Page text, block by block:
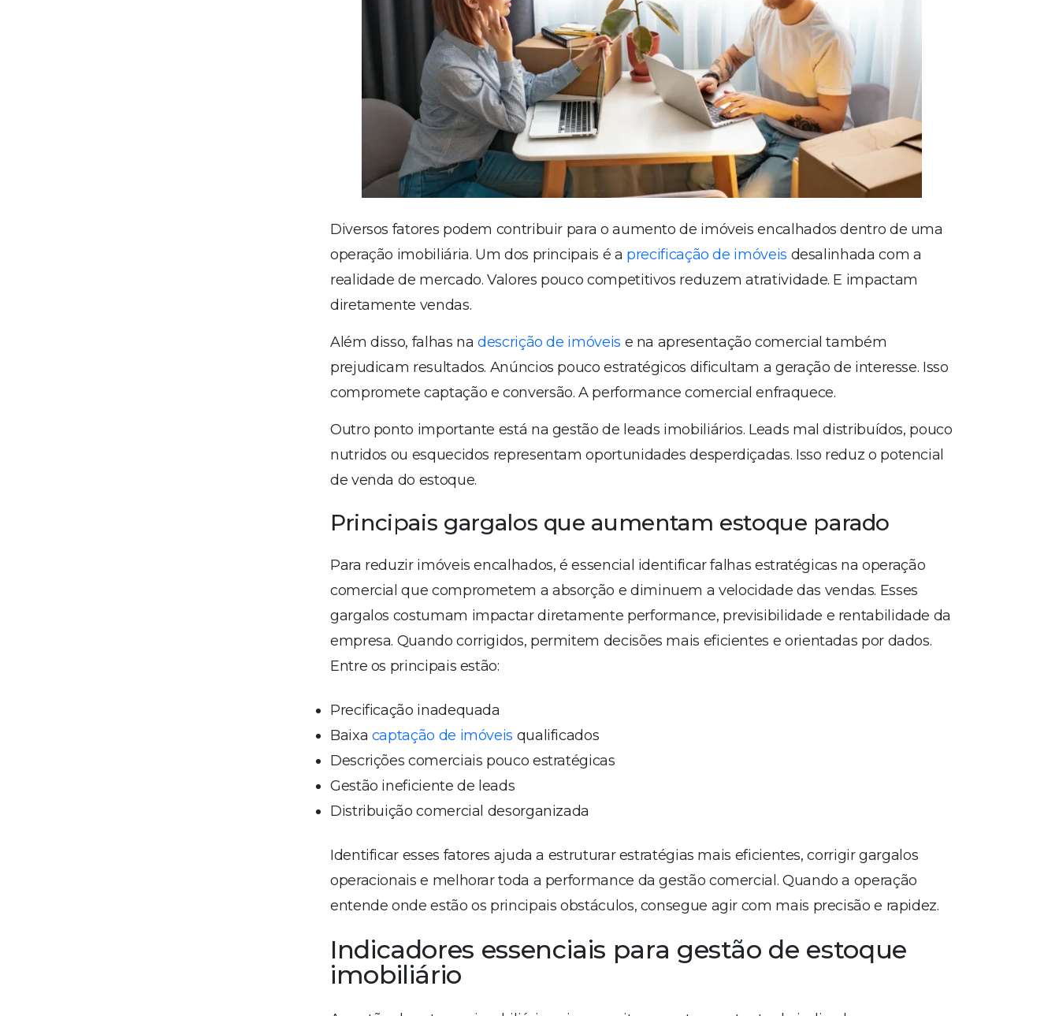
Diversos fatores podem contribuir para o aumento de imóveis encalhados dentro de uma
operação imobiliária. Um dos principais é a precificação de imóveis desalinhada com a
realidade de mercado. Valores pouco competitivos reduzem atratividade. E impactam
diretamente vendas.
Além disso, falhas nadescrição de imóveis e na apresentação comercial também
prejudicam resultados. Anúncios pouco estratégicos dificultam a geração de interesse. Isso
compromete captação e conversão. A performance comercial enfraquece.
Outro ponto importante está na gestão de leads imobiliários. Leads mal distribuídos, pouco
nutridos ou esquecidos representam oportunidades desperdiçadas. Isso reduz o potencial
de venda do estoque.
Principais gargalos que aumentam estoque parado
Para reduzir imóveis encalhados, é essencial identificar falhas estratégicas na operação
comercial que comprometem a absorção e diminuem a velocidade das vendas. Esses
gargalos costumam impactar diretamente performance, previsibilidade e rentabilidade da
empresa. Quando corrigidos, permitem decisões mais eficientes e orientadas por dados.
Entre os principais estão:
Precificação inadequada
Baixa captação de imóveis qualificados
Descrições comerciais pouco estratégicas
Gestão ineficiente de leads
Distribuição comercial desorganizada
Identificar esses fatores ajuda a estruturar estratégias mais eficientes, corrigir gargalos
operacionais e melhorar toda a performance da gestão comercial. Quando a operação
entende onde estão os principais obstáculos, consegue agir com mais precisão e rapidez.
Indicadores essenciais para gestão de estoque
imobiliário